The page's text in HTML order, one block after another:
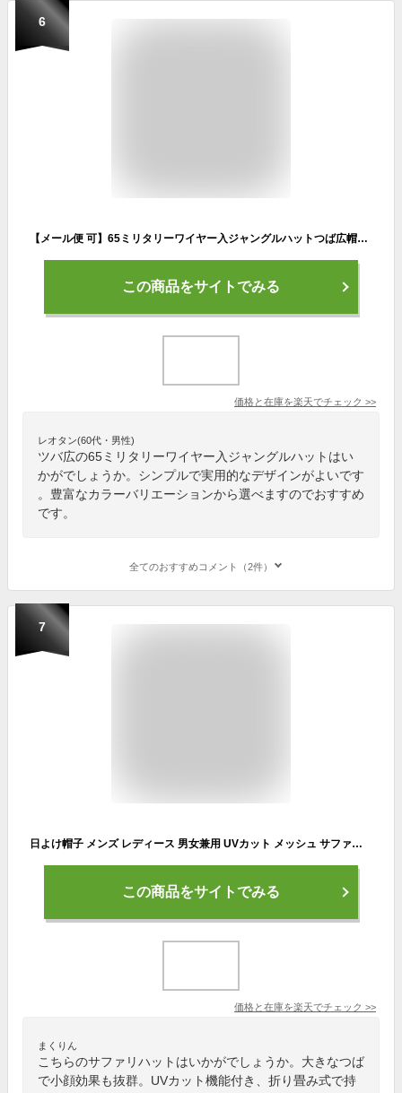
6
【メール便 可】65ミリタリーワイヤー入ジャングルハットつば広帽子 サファリ日焼けUVカット小顔効果【男女兼用/メンズ/レディース/夏用/アウトドア】◇【S/S】殿堂
この商品をサイトでみる
価格と在庫を楽天でチェック >>
レオタン(60代・男性)
ツバ広の65ミリタリーワイヤー入ジャングルハットはい
かがでしょうか。シンプルで実用的なデザインがよいです
。豊富なカラーバリエーションから選べますのでおすすめ
です。
全てのおすすめコメント（2件）
7
日よけ帽子 メンズ レディース 男女兼用 UVカット メッシュ サファリハット おしゃれ つば広 ハット 贈り物 夏 春 アウトドア 旅行 紫外線対策 折りたたみ カッコイイ 無地 小顔効果 送料無料
この商品をサイトでみる
価格と在庫を楽天でチェック >>
まくりん
こちらのサファリハットはいかがでしょうか。大きなつば
で小顔効果も抜群。UVカット機能付き、折り畳み式で持